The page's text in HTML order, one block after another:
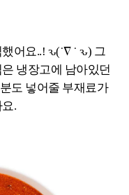
어요..! ԅ(˙∇ ˙ ԅ) 그
냉장고에 남아있던
도 넣어줄 부재료가
.